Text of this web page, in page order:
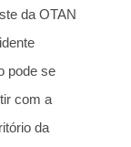
da OTAN
pode se
com a
da